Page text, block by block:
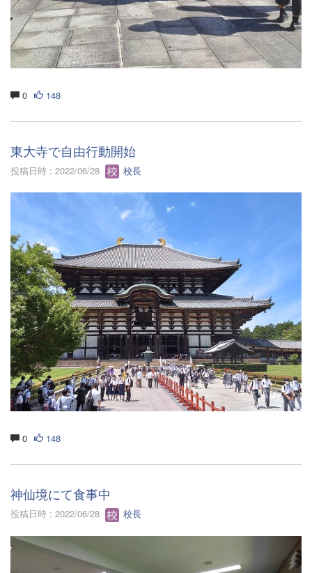
0 148
東大寺で自由行動開始
投稿日時 : 2022/06/28 校長
0 148
神仙境にて食事中
投稿日時 : 2022/06/28 校長